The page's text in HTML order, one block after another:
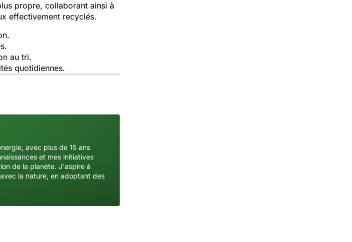
propre, collaborant ainsi à
effectivement recyclés.
au tri.
quotidiennes.
avec plus de 15 ans
et mes initiatives
de la planète. J'aspire à
la nature, en adoptant des